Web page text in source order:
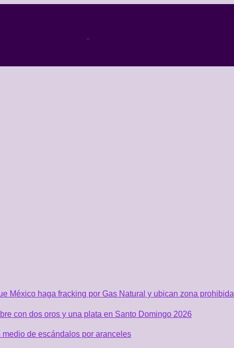
México haga fracking por Gas Natural y ubican zona prohibida
con dos oros y una plata en Santo Domingo 2026
medio de escándalos por aranceles